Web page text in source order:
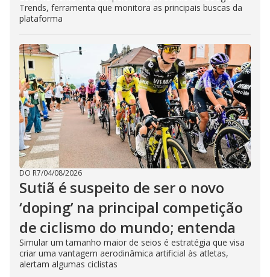
Trends, ferramenta que monitora as principais buscas da
plataforma
DO R7/04/08/2026
Sutiã é suspeito de ser o novo
‘doping’ na principal competição
de ciclismo do mundo; entenda
Simular um tamanho maior de seios é estratégia que visa
criar uma vantagem aerodinâmica artificial às atletas,
alertam algumas ciclistas